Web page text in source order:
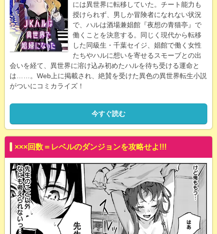
には異世界に転移していた。チート能力も
授けられず、男しか冒険者になれない状況
で、ハルは酒場兼娼館『夜想の青猫亭』で
働くことを決意する。同じく現代から転移
した同級生・千葉セイジ、娼館で働く女性
たちやハルに想いを寄せるスモーブとの出
会いを経て、異世界に溶け込み初めたハルを待ち受ける運命と
は……。Web上に掲載され、絶賛を受けた異色の異世界転生小説
がついにコミカライズ！
今すぐ読む
×××回数＝レベルのダンジョンを攻略せよ!!!